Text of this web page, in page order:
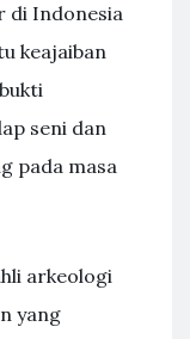
di Indonesia
keajaiban
seni dan
pada masa
arkeologi
yang